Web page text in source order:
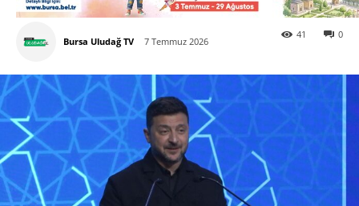
Bursa Uludağ TV 7 Temmuz 2026
0
41